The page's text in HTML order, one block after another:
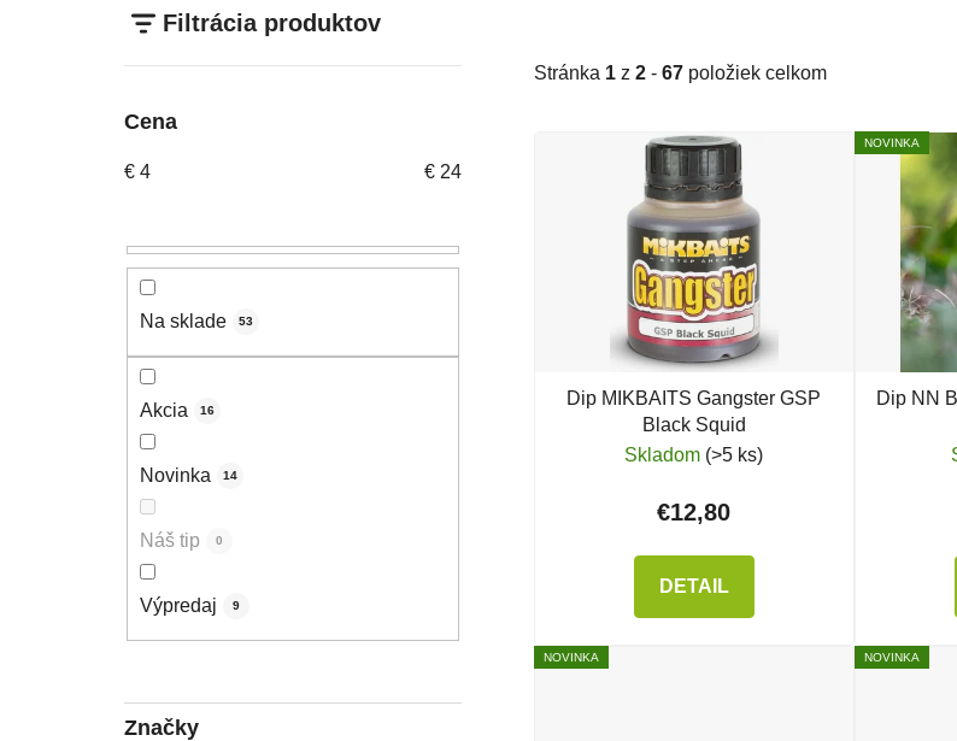
Filtrácia produktov
Cena
€ 4 € 24
Na sklade 53
Akcia 16
Novinka 14
Náš tip 0
Výpredaj 9
Značky
Stránka 1 z 2 - 67 položiek celkom
Výpis produktov
Dip MIKBAITS Gangster GSP
Black Squid
Skladom (>5 ks)
€12,80
DETAIL
NOVINKA
Dip NN
NOVINKA NOVINKA